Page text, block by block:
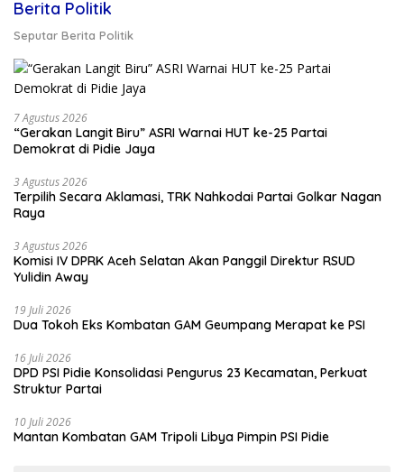
Berita Politik
Seputar Berita Politik
7 Agustus 2026
“Gerakan Langit Biru” ASRI Warnai HUT ke-25 Partai
Demokrat di Pidie Jaya
3 Agustus 2026
Terpilih Secara Aklamasi, TRK Nahkodai Partai Golkar Nagan
Raya
3 Agustus 2026
Komisi IV DPRK Aceh Selatan Akan Panggil Direktur RSUD
Yulidin Away
19 Juli 2026
Dua Tokoh Eks Kombatan GAM Geumpang Merapat ke PSI
16 Juli 2026
DPD PSI Pidie Konsolidasi Pengurus 23 Kecamatan, Perkuat
Struktur Partai
10 Juli 2026
Mantan Kombatan GAM Tripoli Libya Pimpin PSI Pidie